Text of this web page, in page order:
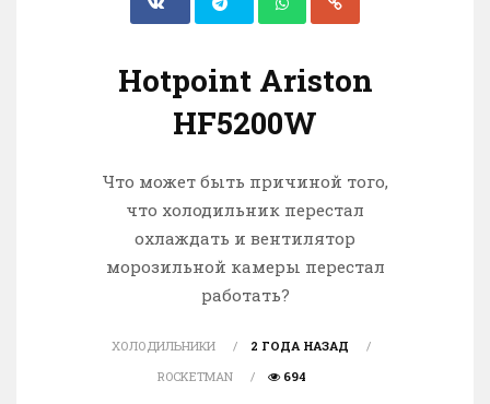
Hotpoint Ariston
HF5200W
Что может быть причиной того,
что холодильник перестал
охлаждать и вентилятор
морозильной камеры перестал
работать?
ХОЛОДИЛЬНИКИ
2 ГОДА НАЗАД
ROCKETMAN
694